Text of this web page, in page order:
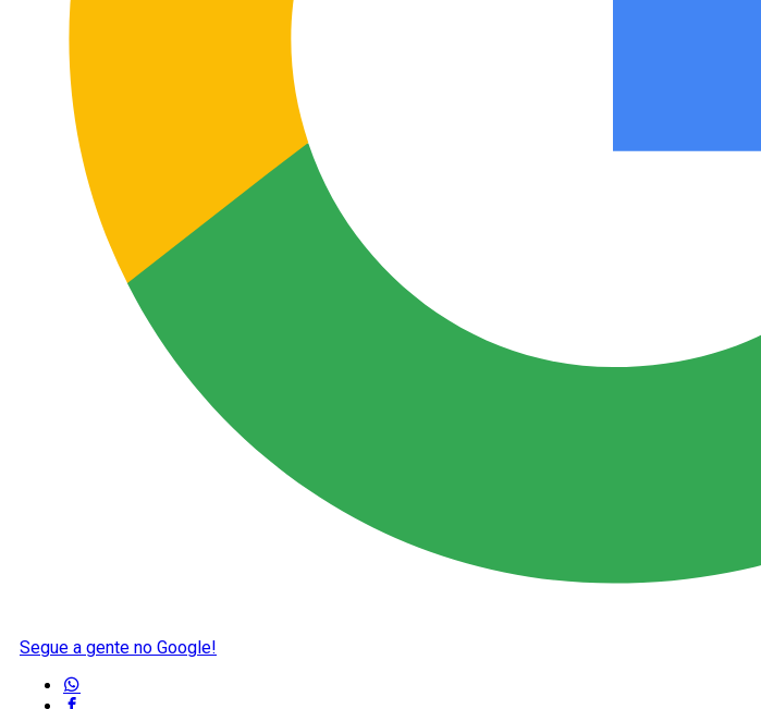
Segue a gente no Google!